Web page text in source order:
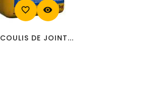
favorite_border visibility
COULIS DE JOINT...